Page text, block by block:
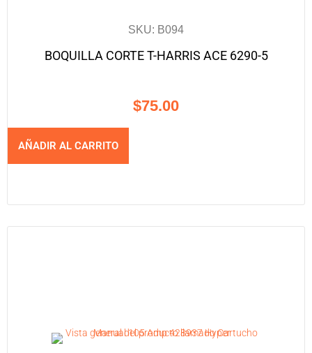
SKU: B094
BOQUILLA CORTE T-HARRIS ACE 6290-5
$75.00
AÑADIR AL CARRITO